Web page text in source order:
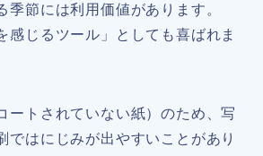
季節には利用価値があります。
感じるツール」としても喜ばれま
ートされていない紙）のため、写
ではにじみが出やすいことがあり